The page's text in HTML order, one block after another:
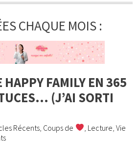
CHAQUE MOIS :
HAPPY FAMILY EN 365
(J’AI SORTI
Récents Coups de Lecture Vie